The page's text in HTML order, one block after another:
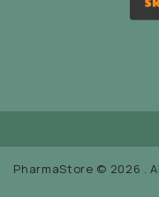
PharmaStore © 2026 .